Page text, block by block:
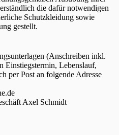
die dafür notwendigen
Schutzkleidung sowie
gestellt.
(Anschreiben inkl.
Einstiegstermin, Lebenslauf,
per Post an folgende Adresse
Axel Schmidt